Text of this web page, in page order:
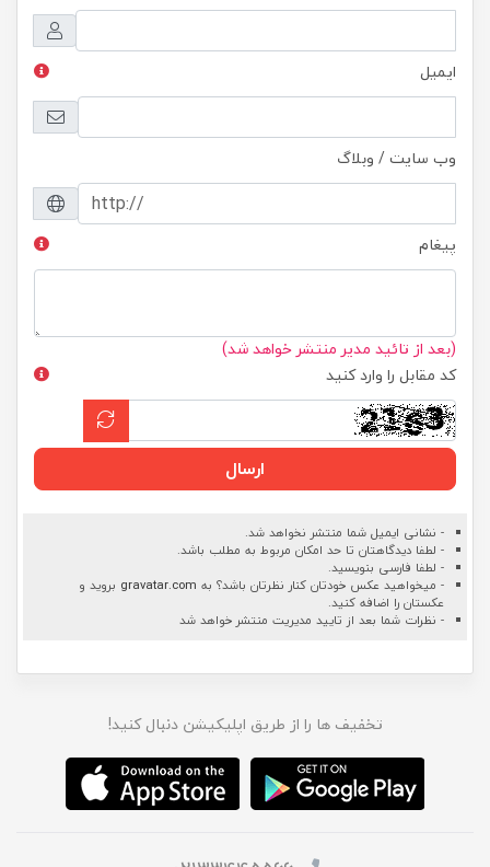
ایمیل
وب سایت / وبلاگ
پیغام
(بعد از تائید مدیر منتشر خواهد شد)
کد مقابل را وارد کنید
ارسال
- نشانی ایمیل شما منتشر نخواهد شد.
- لطفا دیدگاهتان تا حد امکان مربوط به مطلب باشد.
- لطفا فارسی بنویسید.
- میخواهید عکس خودتان کنار نظرتان باشد؟ به gravatar.com بروید و
عکستان را اضافه کنید.
- نظرات شما بعد از تایید مدیریت منتشر خواهد شد
تخفیف ها را از طریق اپلیکیشن دنبال کنید!